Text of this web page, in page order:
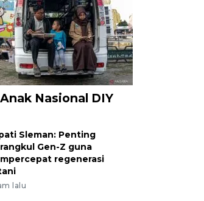
Nasional DIY
Sleman: Penting
Gen-Z guna
regenerasi
lalu